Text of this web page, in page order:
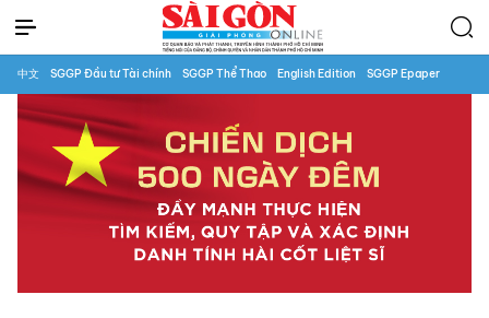
中文 SGGP Đầu tư Tài chính SGGP Thể Thao English Edition SGGP Epaper